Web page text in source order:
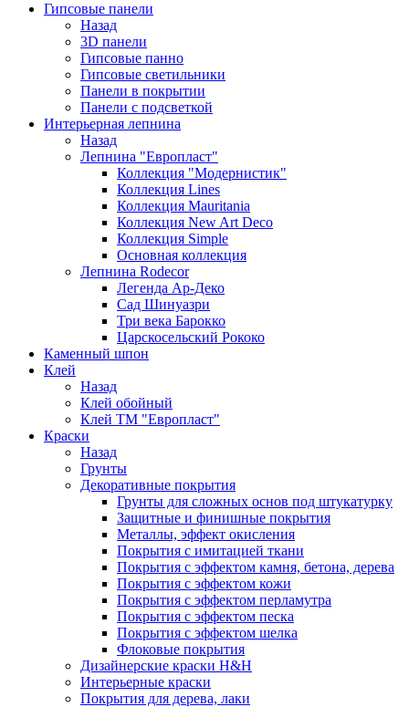
Гипсовые панели
Назад
3D панели
Гипсовые панно
Гипсовые светильники
Панели в покрытии
Панели с подсветкой
Интерьерная лепнина
Назад
Лепнина "Европласт"
Коллекция "Модернистик"
Коллекция Lines
Коллекция Mauritania
Коллекция New Art Deco
Коллекция Simple
Основная коллекция
Лепнина Rodecor
Легенда Ар-Деко
Сад Шинуазри
Три века Барокко
Царскосельский Рококо
Каменный шпон
Клей
Назад
Клей обойный
Клей ТМ "Европласт"
Краски
Назад
Грунты
Декоративные покрытия
Грунты для сложных основ под штукатурку
Защитные и финишные покрытия
Металлы, эффект окисления
Покрытия с имитацией ткани
Покрытия с эффектом камня, бетона, дерева
Покрытия с эффектом кожи
Покрытия с эффектом перламутра
Покрытия с эффектом песка
Покрытия с эффектом шелка
Флоковые покрытия
Дизайнерские краски H&H
Интерьерные краски
Покрытия для дерева, лаки